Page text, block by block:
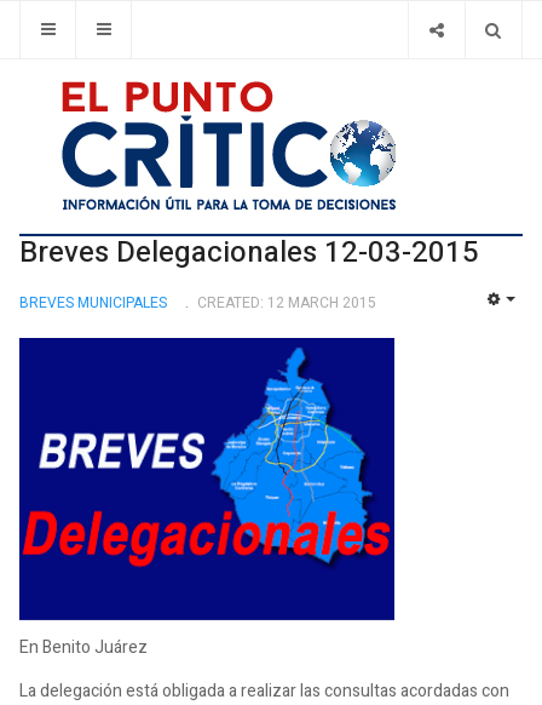
Breves Delegacionales 12-03-2015
BREVES MUNICIPALES CREATED: 12 MARCH 2015
En Benito Juárez
La delegación está obligada a realizar las consultas acordadas con